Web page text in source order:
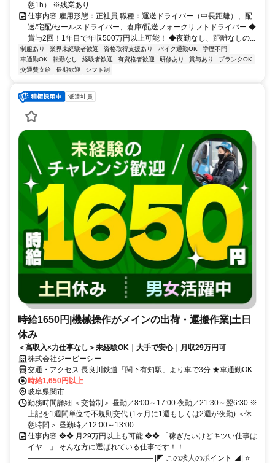
憩1h） ※残業あり
仕事内容 雇用形態：正社員 職種：運送ドライバー（中長距離）、配
送/宅配/セールスドライバー、倉庫/配送フォークリフトドライバー ◆
賞与2回！1年目で年収500万円以上可能！ ◆夜勤なし、距離なしの...
制服あり 業界未経験者歓迎 資格取得支援あり バイク通勤OK
学歴不問
車通勤OK
転勤なし 経験者歓迎 有資格者歓迎 研修あり 賞与あり
ブランクOK
交通費支給
長期歓迎 シフト制
派遣社員
時給1650円|機械操作がメインの出荷・運搬作業|土日
休み
＜高収入×力仕事なし＞未経験OK｜大手で安心｜月収29万円可
株式会社ジービーシー
交通・アクセス 長良川鉄道「関下有知駅」より車で3分 ★車通勤OK
時給1,650円以上
岐阜県関市
勤務時間詳細 ＜交替制＞ 昼勤／8:00～17:00 夜勤／21:30～翌6:30 ※
上記を1週間単位で不規則交代 (1ヶ月に1週もしくは2週が夜勤) ＜休
憩時間＞ 昼勤時／12:00～13:00...
仕事内容 ❖❖ 月29万円以上も可能 ❖❖ 「稼ぎたいけどキツい仕事は
イヤ…」 そんな方に選ばれている仕事です！！
――――――――――――――――― |◤ この求人のポイント ◢| ⭐